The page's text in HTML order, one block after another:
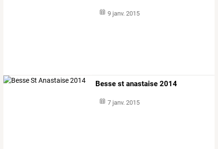
9 janv. 2015
Besse st anastaise 2014
7 janv. 2015